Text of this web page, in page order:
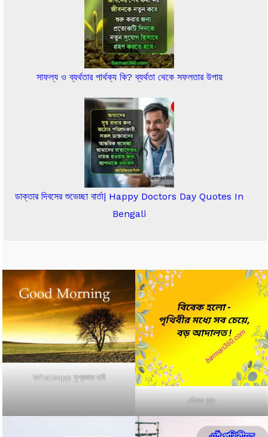
সাফল্য ও ব্যর্থতার পার্থক্য কি? ব্যর্থতা থেকে সফলতার উপায়
ডাক্তার দিবসের শুভেচ্ছা বার্তা| Happy Doctors Day Quotes In
Bengali
Whatsapp সুপ্রভাত ছবি
গৌতম বুদ্ধ